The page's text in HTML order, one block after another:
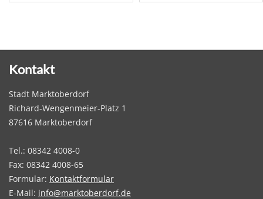
Kontakt
Stadt Marktoberdorf
Richard-Wengenmeier-Platz 1
87616 Marktoberdorf
Tel.: 08342 4008-0
Fax: 08342 4008-65
Formular: Kontaktformular
E-Mail: info@marktoberdorf.de